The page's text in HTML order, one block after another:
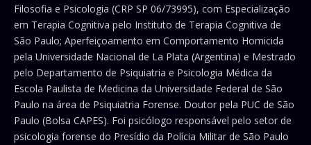
Filosofia e Psicologia (CRP SP 06/73995), com Especialização
em Terapia Cognitiva pelo Instituto de Terapia Cognitiva de
São Paulo; Aperfeiçoamento em Comportamento Homicida
pela Universidade Nacional de La Plata (Argentina) e Mestrado
pelo Departamento de Psiquiatria e Psicologia Médica da
Escola Paulista de Medicina da Universidade Federal de São
Paulo na área de Psiquiatria Forense. Doutor pela PUC de São
Paulo (Bolsa CAPES). Foi psicólogo responsável pelo setor de
psicologia forense do Presídio da Polícia Militar de São Paulo